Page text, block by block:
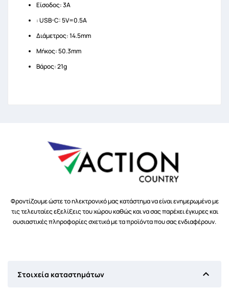
Είσοδος: 3Α
: USB-C: 5V=0.5A
Διάμετρος: 14.5mm
Μήκος: 50.3mm
Βάρος: 21g
Φροντίζουμε ώστε το ηλεκτρονικό μας κατάστημα να είναι ενημερωμένο με
τις τελευταίες εξελίξεις του χώρου καθώς και να σας παρέχει έγκυρες και
ουσιαστικές πληροφορίες σχετικά με τα προϊόντα που σας ενδιαφέρουν.
Στοιχεία καταστημάτων 